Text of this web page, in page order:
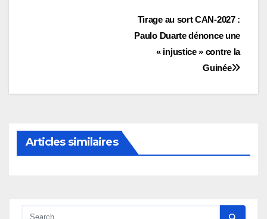
Tirage au sort CAN-2027 :
Paulo Duarte dénonce une
« injustice » contre la
Guinée
Articles similaires